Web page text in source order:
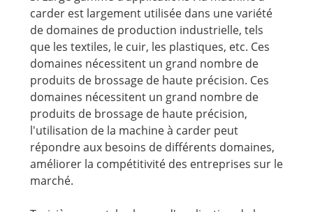
carder est largement utilisée dans une variété
de domaines de production industrielle, tels
que les textiles, le cuir, les plastiques, etc. Ces
domaines nécessitent un grand nombre de
produits de brossage de haute précision. Ces
domaines nécessitent un grand nombre de
produits de brossage de haute précision,
l'utilisation de la machine à carder peut
répondre aux besoins de différents domaines,
améliorer la compétitivité des entreprises sur le
marché.